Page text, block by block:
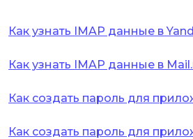
Как узнать IMAP данные в
Как узнать IMAP данные в
Как создать пароль для
Как создать пароль для